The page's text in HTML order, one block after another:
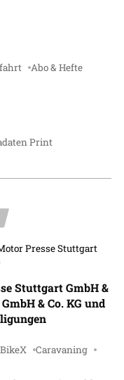
Abo & Hefte
Print
Presse Stuttgart
Stuttgart GmbH &
& Co. KG und
BikeX Caravaning